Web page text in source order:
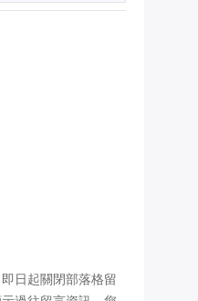
日起關閉部落格留